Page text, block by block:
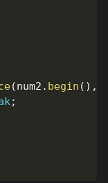
(num2 . begin ( ) ,
;